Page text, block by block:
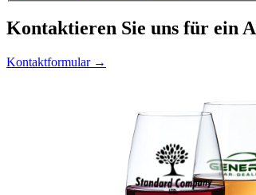
Kontaktieren Sie uns für ein
Kontaktformular →